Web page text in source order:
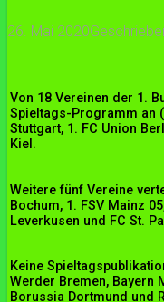
26. Mai 2020
Von 18 Vereinen der 1.
Spieltags-Programm an
Stuttgart, 1. FC Union
Kiel.
Weitere fünf Vereine
Bochum, 1. FSV Mainz
Leverkusen und FC St.
Keine
Werder Bremen, Bayern
Borussia Dortmund und